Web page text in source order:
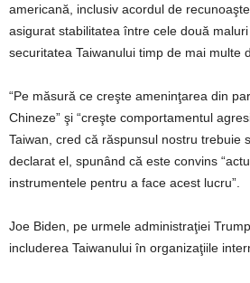
americană, inclusiv acordul de
asigurat stabilitatea între cele două
securitatea Taiwanului timp de mai multe
“Pe măsură ce creşte ameninţarea din
Chineze” şi “creşte comportamentul
Taiwan, cred că răspunsul nostru trebuie
declarat el, spunând că este convins
instrumentele pentru a face acest lucru”.
Joe Biden, pe urmele administraţiei
includerea Taiwanului în organizaţiile